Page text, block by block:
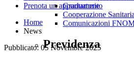
Graduatorie
Cooperazione
Comunicazioni
Previdenza
Prenota un appuntamento
Home
News
Pubblicato: 05 Novembre 2025